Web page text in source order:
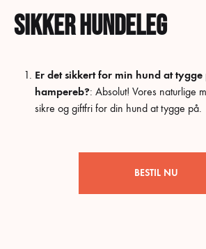
Sikker hundeleg
Er det sikkert for min hund at
hampereb?: Absolut! Vores naturlige
sikre og giftfri for din hund at tygge på.
BESTIL NU